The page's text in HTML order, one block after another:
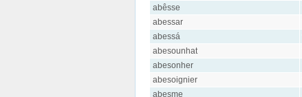
abêsse
abessar
abessá
abesounhat
abesonher
abesoignier
abesme